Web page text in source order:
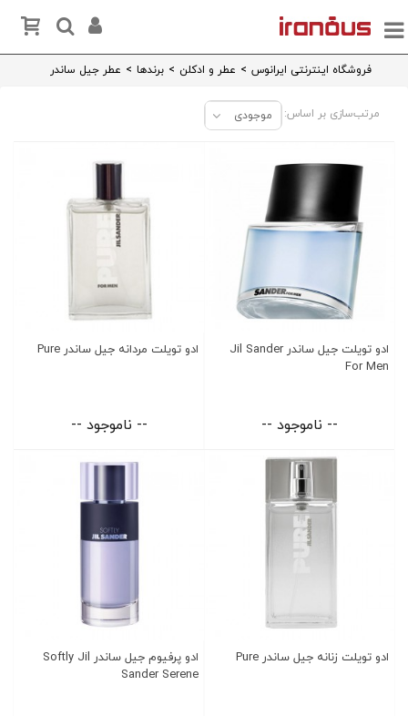
فروشگاه اینترنتی ایرانوس > عطر و ادکلن > برندها > عطر جیل ساندر
مرتب‌سازی بر اساس: موجودی
ادو تویلت جیل ساندر Jil Sander
For Men
-- ناموجود --
ادو تویلت مردانه جیل ساندر Pure
-- ناموجود --
ادو تویلت زنانه جیل ساندر Pure
ادو پرفیوم جیل ساندر Softly Jil
Sander Serene